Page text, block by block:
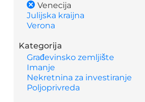
Venecija
Julijska kraijna
Verona
Kategorija
Građevinsko zemljište
Imanje
Nekretnina za investiranje
Poljoprivreda